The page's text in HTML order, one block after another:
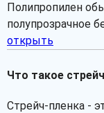
Полипропилен
полупрозрачное
открыть
Что такое стрейч
Стрейч-пленка -